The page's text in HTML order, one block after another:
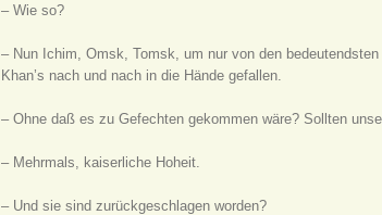
– Wie so?
– Nun Ichim, Omsk, Tomsk, um nur von den
Khan’s nach und nach in die Hände gefallen.
– Ohne daß es zu Gefechten gekommen wäre? Sollten
– Mehrmals, kaiserliche Hoheit.
– Und sie sind zurückgeschlagen worden?